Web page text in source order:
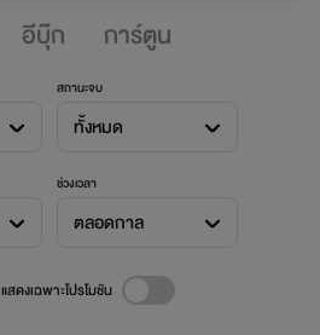
อีบุ๊ก การ์ตูน
สถานะจบ
ทั้งหมด
ช่วงเวลา
ตลอดกาล
แสดงเฉพาะโปรโมชัน